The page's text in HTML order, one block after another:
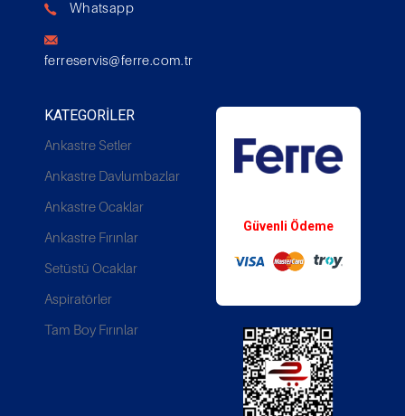
Whatsapp
ferreservis@ferre.com.tr
KATEGORILER
Ankastre Setler
Ankastre Davlumbazlar
Ankastre Ocaklar
Ankastre Fırınlar
Setüstü Ocaklar
Aspiratörler
Tam Boy Fırınlar
Güvenli Ödeme